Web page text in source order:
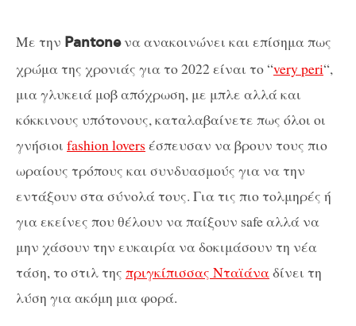
Με την Pantoneνα ανακοινώνει και επίσημα πως
χρώμα της χρονιάς για το 2022 είναι το “very peri“,
μια γλυκειά μοβ απόχρωση, με μπλε αλλά και
κόκκινους υπότονους, καταλαβαίνετε πως όλοι οι
γνήσιοι fashion lovers έσπευσαν να βρουν τους πιο
ωραίους τρόπους και συνδυασμούς για να την
εντάξουν στα σύνολά τους. Για τις πιο τολμηρές ή
για εκείνες που θέλουν να παίξουν safe αλλά να
μην χάσουν την ευκαιρία να δοκιμάσουν τη νέα
τάση, το στιλ της πριγκίπισσας Νταϊάναδίνει τη
λύση για ακόμη μια φορά.